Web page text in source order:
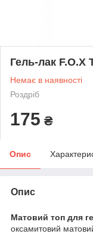
Гель-лак F.O.X
Немає в наявності
Роздріб
175 ₴
Опис
Опис
Матовий топ для
оксамитовий